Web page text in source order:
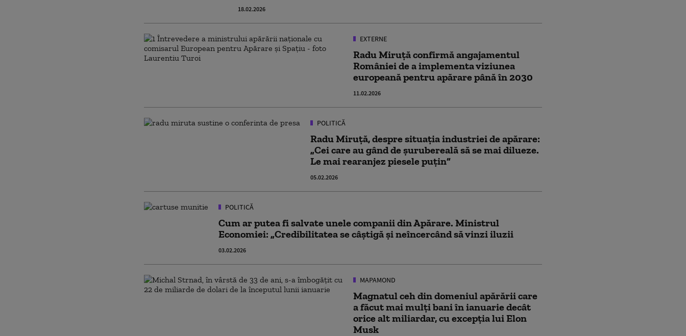
18.02.2026
EXTERNE
Radu Miruță confirmă angajamentul
României de a implementa viziunea
europeană pentru apărare până în 2030
11.02.2026
POLITICĂ
Radu Miruță, despre situația industriei de apărare:
„Cei care au gând de șurubereală să se mai dilueze.
Le mai rearanjez piesele puțin”
05.02.2026
POLITICĂ
Cum ar putea fi salvate unele companii din Apărare. Ministrul
Economiei: „Credibilitatea se câştigă şi neîncercând să vinzi iluzii
03.02.2026
MAPAMOND
Magnatul ceh din domeniul apărării care
a făcut mai mulți bani în ianuarie decât
orice alt miliardar, cu excepția lui Elon
Musk